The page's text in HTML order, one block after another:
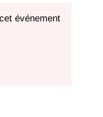
événement